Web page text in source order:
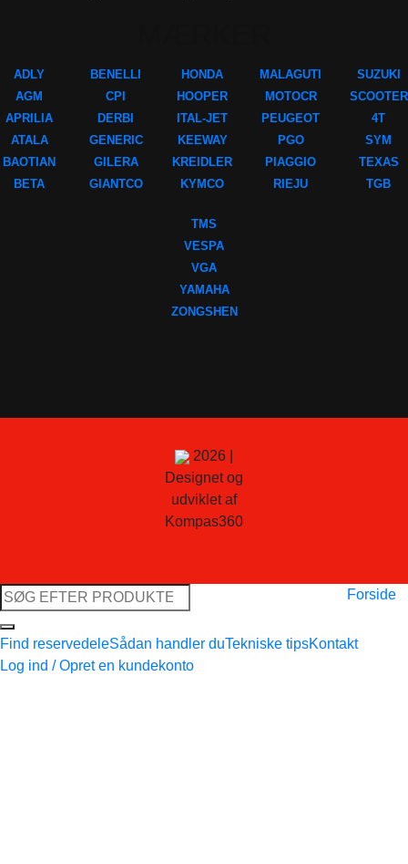
ADLY
AGM
APRILIA
ATALA
BAOTIAN
BETA
BENELLI
CPI
DERBI
GENERIC
GILERA
GIANTCO
HONDA
HOOPER
ITAL-JET
KEEWAY
KREIDLER
KYMCO
MALAGUTI
MOTOCR
PEUGEOT
PGO
PIAGGIO
RIEJU
SUZUKI
SCOOTER
4T
SYM
TEXAS
TGB
TMS
VESPA
VGA
YAMAHA
ZONGSHEN
2026 |
Designet og
udviklet af
Kompas360
Søg
efter:
Forside
Find reservedeleSådan handler duTekniske tipsKontakt
Log ind / Opret en kundekonto